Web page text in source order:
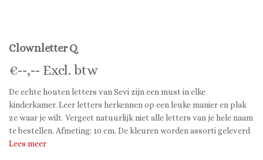
Clownletter Q
€--,-- Excl. btw
De echte houten letters van Sevi zijn een must in elke
kinderkamer. Leer letters herkennen op een leuke manier en plak
ze waar je wilt. Vergeet natuurlijk niet alle letters van je hele naam
te bestellen. Afmeting: 10 cm. De kleuren worden assorti geleverd
Lees meer